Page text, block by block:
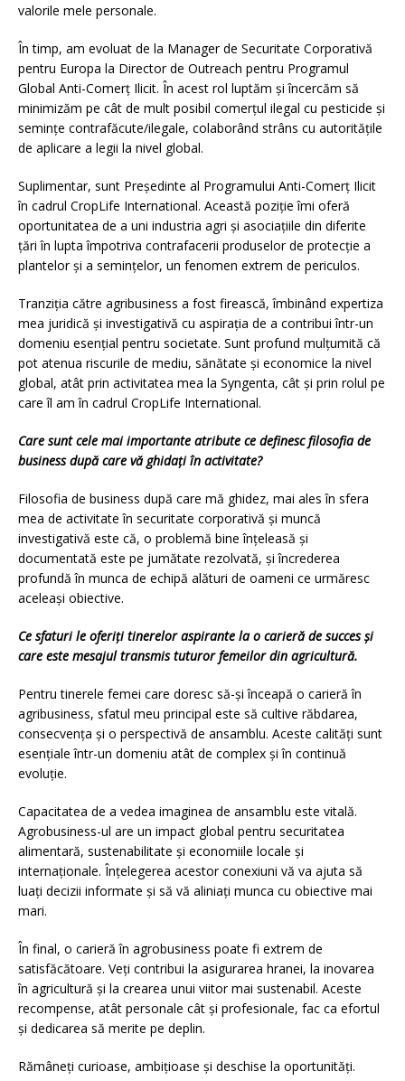
valorile mele personale.
În timp, am evoluat de la Manager de Securitate Corporativă
pentru Europa la Director de Outreach pentru Programul
Global Anti-Comerț Ilicit. În acest rol luptăm și încercăm să
minimizăm pe cât de mult posibil comerțul ilegal cu pesticide și
semințe contrafăcute/ilegale, colaborând strâns cu autoritățile
de aplicare a legii la nivel global.
Suplimentar, sunt Președinte al Programului Anti-Comerț Ilicit
în cadrul CropLife International. Această poziție îmi oferă
oportunitatea de a uni industria agri și asociațiile din diferite
țări în lupta împotriva contrafacerii produselor de protecție a
plantelor și a semințelor, un fenomen extrem de periculos.
Tranziția către agribusiness a fost firească, îmbinând expertiza
mea juridică și investigativă cu aspirația de a contribui într-un
domeniu esențial pentru societate. Sunt profund mulțumită că
pot atenua riscurile de mediu, sănătate și economice la nivel
global, atât prin activitatea mea la Syngenta, cât și prin rolul pe
care îl am în cadrul CropLife International.
Care sunt cele mai importante atribute ce definesc filosofia de
business după care vă ghidați în activitate?
Filosofia de business după care mă ghidez, mai ales în sfera
mea de activitate în securitate corporativă și muncă
investigativă este că, o problemă bine înțeleasă și
documentată este pe jumătate rezolvată, și încrederea
profundă în munca de echipă alături de oameni ce urmăresc
aceleași obiective.
Ce sfaturi le oferiţi tinerelor aspirante la o carieră de succes și
care este mesajul transmis tuturor femeilor din agricultură.
Pentru tinerele femei care doresc să-și înceapă o carieră în
agribusiness, sfatul meu principal este să cultive răbdarea,
consecvența și o perspectivă de ansamblu. Aceste calități sunt
esențiale într-un domeniu atât de complex și în continuă
evoluție.
Capacitatea de a vedea imaginea de ansamblu este vitală.
Agrobusiness-ul are un impact global pentru securitatea
alimentară, sustenabilitate și economiile locale și
internaționale. Înțelegerea acestor conexiuni vă va ajuta să
luați decizii informate și să vă aliniați munca cu obiective mai
mari.
În final, o carieră în agrobusiness poate fi extrem de
satisfăcătoare. Veți contribui la asigurarea hranei, la inovarea
în agricultură și la crearea unui viitor mai sustenabil. Aceste
recompense, atât personale cât și profesionale, fac ca efortul
și dedicarea să merite pe deplin.
Rămâneți curioase, ambițioase și deschise la oportunități.